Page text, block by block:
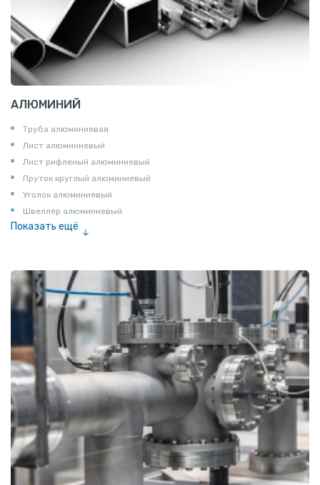
АЛЮМИНИЙ
Труба алюминиевая
Лист алюминиевый
Лист рифленый алюминиевый
Пруток круглый алюминиевый
Уголок алюминиевый
Швеллер алюминиевый
Показать ещё
Шина электротехническая
Алюминиевая плита
Z профиль алюминиевый
Т профиль алюминиевый
Пруток квадратный алюминиевый
Полоса алюминиевая
Пруток шестигранный алюминиевый